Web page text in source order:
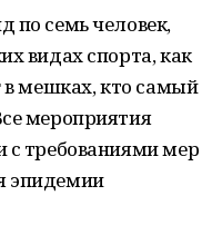
по семь человек,
видах спорта, как
в мешках, кто самый
мероприятия
с требованиями мер
эпидемии